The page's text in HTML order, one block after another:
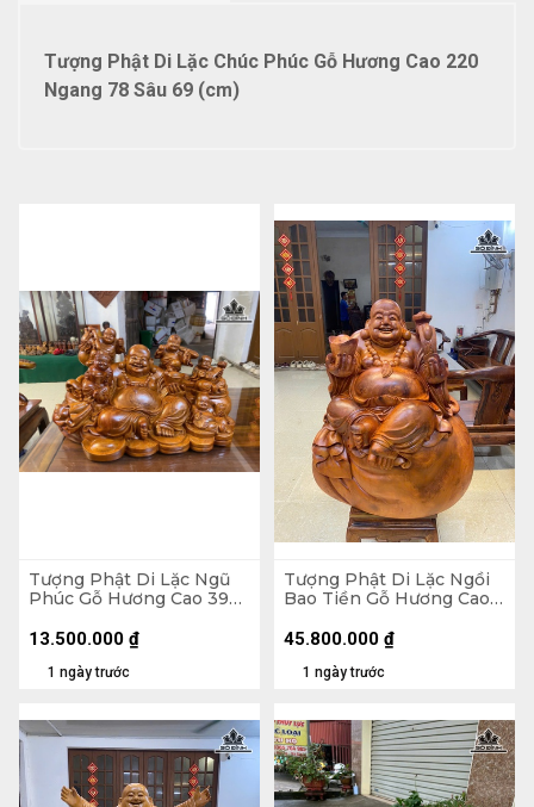
Tượng Phật Di Lặc Chúc Phúc Gỗ Hương Cao 220
Ngang 78 Sâu 69 (cm)
Tượng Phật Di Lặc Ngũ
Phúc Gỗ Hương Cao 39
1 ngày trước
13.500.000 ₫
Tượng Phật Di Lặc Ngồi
Bao Tiền Gỗ Hương Cao
- 155kg
1 ngày trước
45.800.000 ₫